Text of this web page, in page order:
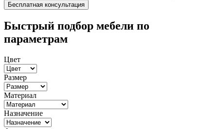
Быстрый подбор мебели по
параметрам
Цвет
Размер
Материал
Назначение